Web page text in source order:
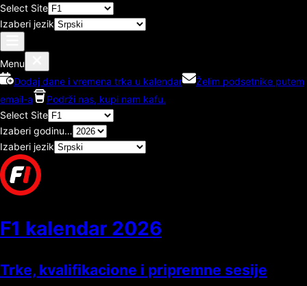
Select Site
Izaberi jezik
Menu
Dodaj dane i vremena trka u kalendar
Želim podsetnike putem
email-a
Podrži nas, kupi nam kafu.
Select Site
Izaberi godinu…
Izaberi jezik
F1 kalendar 2026
Trke, kvalifikacione i pripremne sesije